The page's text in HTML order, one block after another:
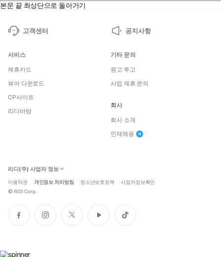
본문 끝 최상단으로 돌아가기
고객센터 공지사항
서비스
제휴카드
뷰어 다운로드
CP사이트
리디바탕
기타 문의
원고 투고
사업 제휴 문의
회사
회사 소개
인재채용
리디(주) 사업자 정보
이용약관 개인정보 처리방침 청소년보호정책 사업자정보확인
© RIDI Corp.
페
이
인
스
트
위
유
튜
틱
톡